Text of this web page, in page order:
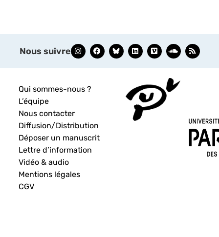
Nous suivre
Qui sommes-nous ?
L’équipe
Nous contacter
Diffusion/Distribution
Déposer un manuscrit
Lettre d’information
Vidéo & audio
Mentions légales
CGV